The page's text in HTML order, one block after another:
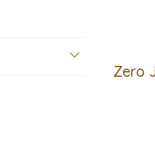
Zero